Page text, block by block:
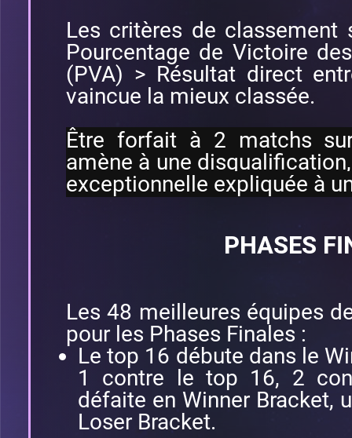
Les critères de classement
Pourcentage de Victoire
(PVA) > Résultat direct
vaincue la mieux classée.
Être forfait à 2 matchs
amène à une
exceptionnelle expliquée à
PHASES
Les 48 meilleures équipes
pour les Phases Finales :
Le top 16 débute dans le
1 contre le top 16, 2
défaite en Winner Bracket,
Loser Bracket.